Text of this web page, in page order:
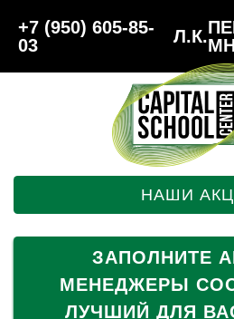
+7 (950) 605-85-
03
Л.К.
НАШИ
ЗАПОЛНИТЕ
МЕНЕДЖЕРЫ
ЛУЧШИЙ ДЛЯ